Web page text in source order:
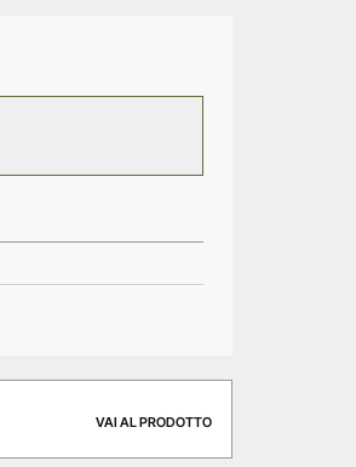
VAI AL PRODOTTO